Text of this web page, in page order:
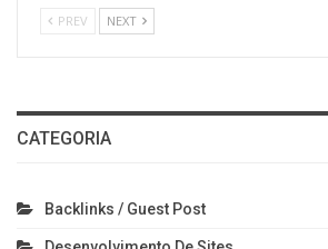
PREV NEXT
CATEGORIA
Backlinks / Guest Post